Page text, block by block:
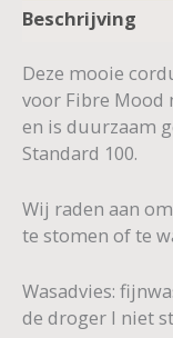
Beschrijving
Deze mooie
voor Fibre Mood
en is duurzaam
Standard 100.
Wij raden aan
te stomen of te
Wasadvies:
de droger I niet